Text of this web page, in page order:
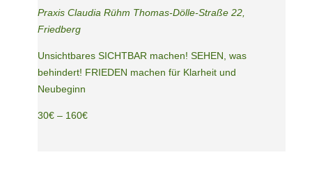
Praxis Claudia Rühm Thomas-Dölle-Straße 22,
Friedberg
Unsichtbares SICHTBAR machen! SEHEN, was
behindert! FRIEDEN machen für Klarheit und
Neubeginn
30€ – 160€